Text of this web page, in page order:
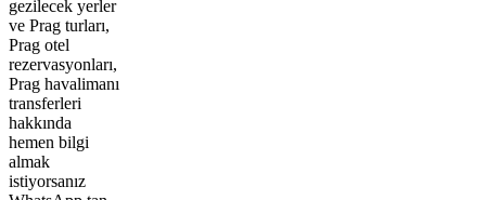
gezilecek yerler
ve Prag turları,
Prag otel
rezervasyonları,
Prag havalimanı
transferleri
hakkında
hemen bilgi
almak
istiyorsanız